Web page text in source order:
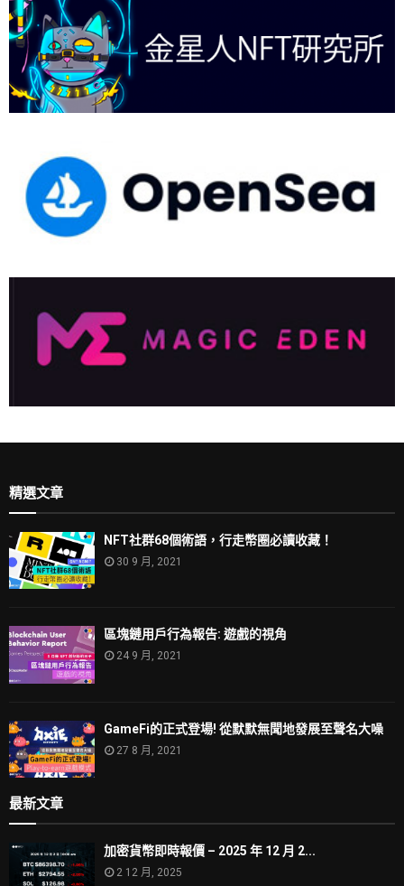
精選文章
NFT社群68個術語，行走幣圈必讀收藏！
30 9 月, 2021
區塊鏈用戶行為報告: 遊戲的視角
24 9 月, 2021
GameFi的正式登場! 從默默無聞地發展至聲名大噪
27 8 月, 2021
最新文章
加密貨幣即時報價 – 2025 年 12 月 2...
2 12 月, 2025